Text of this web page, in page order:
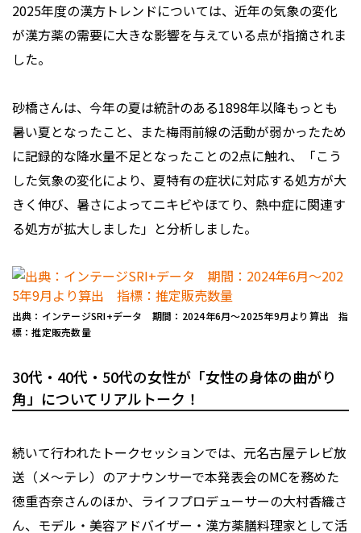
2025年度の漢方トレンドについては、近年の気象の変化
が漢方薬の需要に大きな影響を与えている点が指摘されま
した。
砂橋さんは、今年の夏は統計のある1898年以降もっとも
暑い夏となったこと、また梅雨前線の活動が弱かったため
に記録的な降水量不足となったことの2点に触れ、「こう
した気象の変化により、夏特有の症状に対応する処方が大
きく伸び、暑さによってニキビやほてり、熱中症に関連す
る処方が拡大しました」と分析しました。
出典：インテージSRI+データ 期間：2024年6月～2025年9月より算出 指
標：推定販売数量
30代・40代・50代の女性が「女性の身体の曲がり
角」についてリアルトーク！
続いて行われたトークセッションでは、元名古屋テレビ放
送（メ〜テレ）のアナウンサーで本発表会のMCを務めた
徳重杏奈さんのほか、ライフプロデューサーの大村香織さ
ん、モデル・美容アドバイザー・漢方薬膳料理家として活